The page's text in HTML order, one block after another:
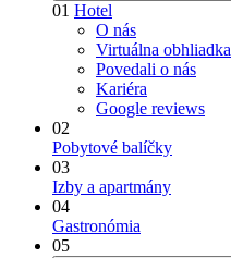
01 Hotel
O nás
Virtuálna obhliadka
Povedali o nás
Kariéra
Google reviews
02
Pobytové balíčky
03
Izby a apartmány
04
Gastronómia
05